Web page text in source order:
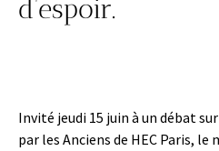
d’espoir.
Invité jeudi 15 juin à un débat
par les Anciens de HEC Paris,